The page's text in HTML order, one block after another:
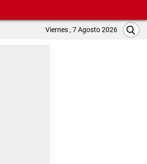
Viernes , 7 Agosto 2026